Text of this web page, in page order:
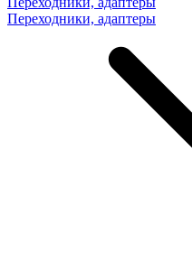
Переходники, адаптеры